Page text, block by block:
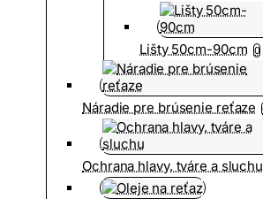
Lišty 50cm-90cm 0
Náradie pre brúsenie reťaze
Ochrana hlavy, tváre a sluchu